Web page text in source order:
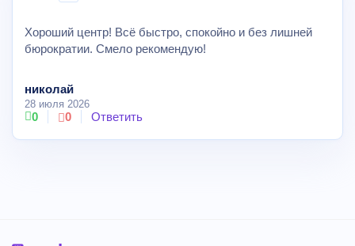
Хороший центр! Всё быстро, спокойно и без лишней
бюрократии. Смело рекомендую!
николай
28 июля 2026
0 0 Ответить